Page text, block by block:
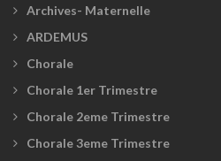
Archives- Maternelle
ARDEMUS
Chorale
Chorale 1er Trimestre
Chorale 2eme Trimestre
Chorale 3eme Trimestre